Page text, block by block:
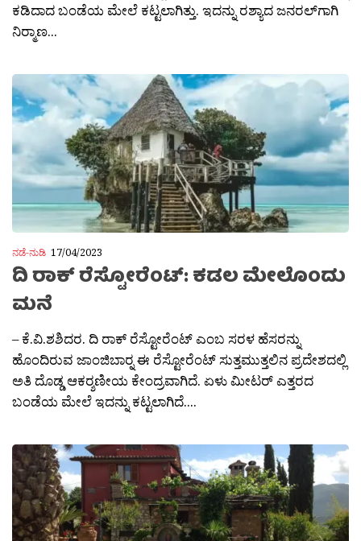
ಕಡಿದಾದ ಬಂಡೆಯ ಮೇಲೆ ಕಟ್ಟಲಾಗಿತ್ತು. ಇದನ್ನು ರಶ್ಯಾದ ಜನರಲ್‍ಗಾಗಿ
ನಿರ‍್ಮಾಣ...
ನಡೆ-ನುಡಿ 17/04/2023
ದಿ ರಾಕ್ ರೆಸ್ಟೋರೆಂಟ್: ಕಡಲ ಮೇಲೊಂದು
ಮನೆ
– ಕೆ.ವಿ.ಶಶಿದರ. ದಿ ರಾಕ್ ರೆಸ್ಟೋರೆಂಟ್ ಎಂಬ ಸರಳ ಹೆಸರನ್ನು
ಹೊಂದಿರುವ ಜಾಂಜಿಬಾರ‍್ನ ಈ ರೆಸ್ಟೋರೆಂಟ್ ಸುತ್ತಮುತ್ತಲಿನ ಪ್ರದೇಶದಲ್ಲಿ
ಅತಿ ದೊಡ್ಡ ಆಕರ‍್ಶಣೀಯ ಕೇಂದ್ರವಾಗಿದೆ. ಏಳು ಮೀಟರ್ ಎತ್ತರದ
ಬಂಡೆಯ ಮೇಲೆ ಇದನ್ನು ಕಟ್ಟಲಾಗಿದೆ....